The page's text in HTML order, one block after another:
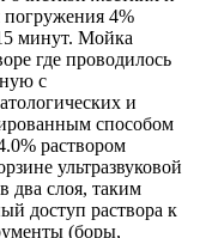
погружения 4%
минут. Мойка
где проводилось
с
и
способом
раствором
ультразвуковой
два слоя, таким
доступ раствора к
(боры,